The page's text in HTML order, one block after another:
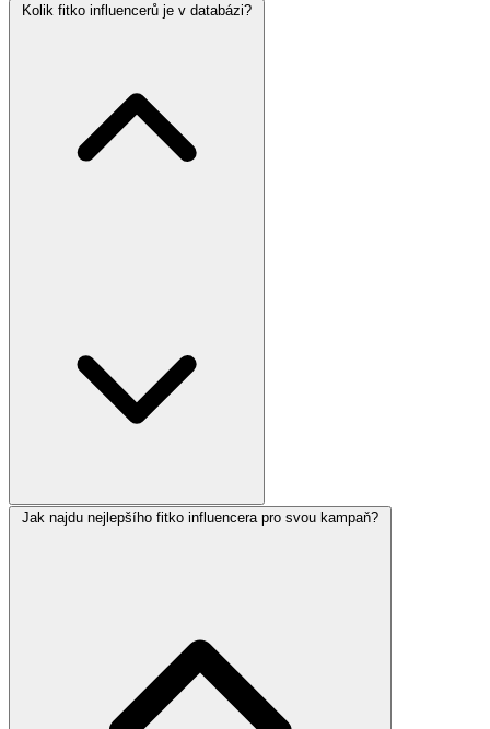
Kolik fitko influencerů je v databázi?
Jak najdu nejlepšího fitko influencera pro svou kampaň?